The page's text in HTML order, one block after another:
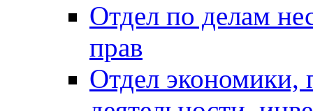
Отдел по делам
прав
Отдел экономики,